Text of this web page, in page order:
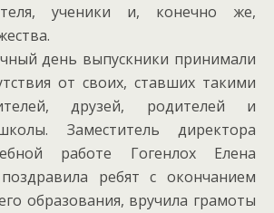
ученики и, конечно же,
день выпускники принимали
от своих, ставших такими
друзей, родителей и
Заместитель директора
работе Гогенлох Елена
ребят с окончанием
образования, вручила грамоты